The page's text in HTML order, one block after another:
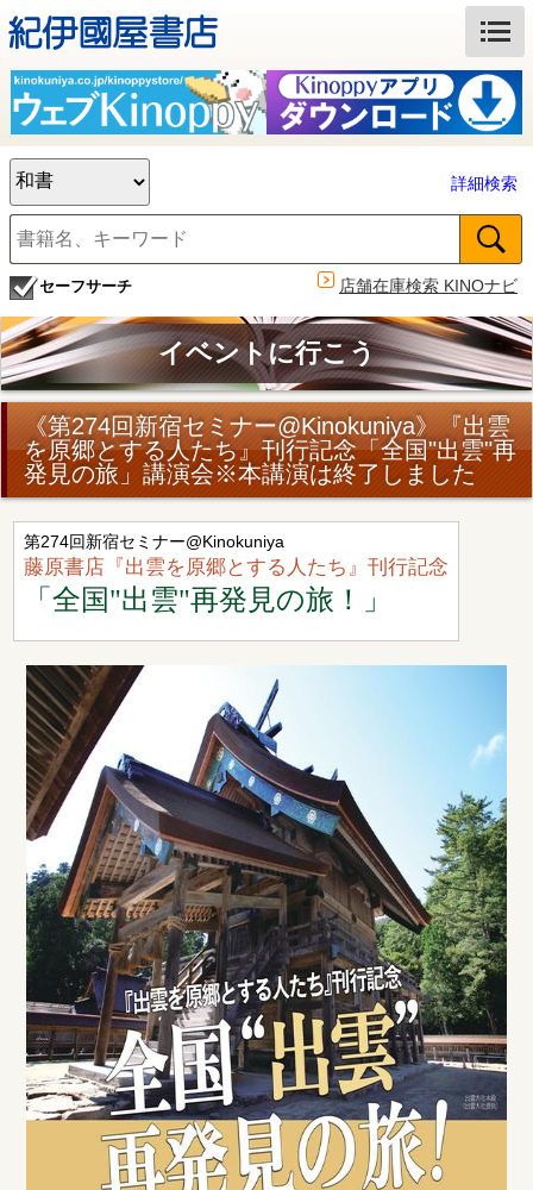
詳細検索
セーフサーチ 店舗在庫検索 KINOナビ
イベントに行こう
《第274回新宿セミナー@Kinokuniya》『出雲
を原郷とする人たち』刊行記念「全国"出雲"再
発見の旅」講演会※本講演は終了しました
第274回新宿セミナー@Kinokuniya
藤原書店『出雲を原郷とする人たち』刊行記念
「全国"出雲"再発見の旅！」